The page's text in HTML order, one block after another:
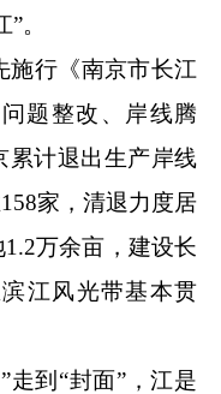
。
行《南京市长江
题整改、岸线腾
累计退出生产岸线
家，清退力度居
万余亩，建设长
江风光带基本贯
到“封面”，江是